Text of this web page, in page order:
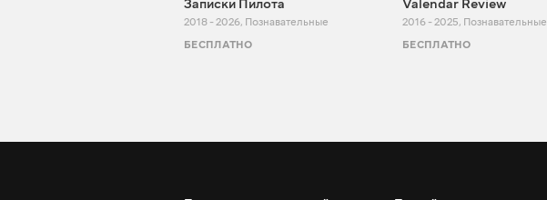
Записки Пилота
2018 - 2026, Познавательные
БЕСПЛАТНО
Valendar Review
2016 - 2025, Познавательные
БЕСПЛАТНО